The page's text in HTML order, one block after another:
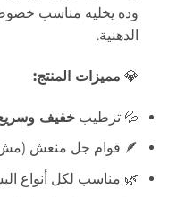
وده يخليه مناسب
الدهنية.
💎 مميزات المنتج:
💦 ترطيب خفيف
🪶 قوام جل منعش (مش تقيل)
🌿 مناسب لكل أنواع